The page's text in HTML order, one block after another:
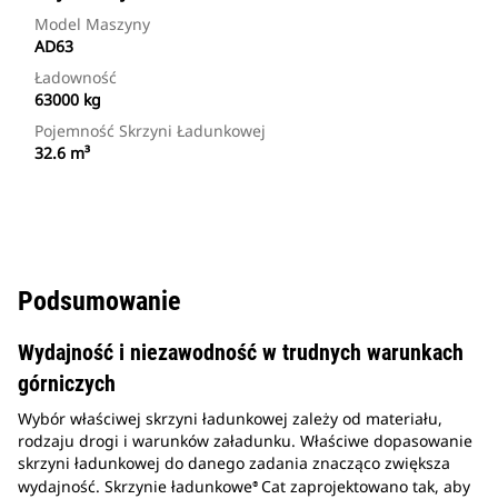
Model Maszyny
AD63
Ładowność
63000 kg
Pojemność Skrzyni Ładunkowej
32.6 m³
Podsumowanie
Wydajność i niezawodność w trudnych warunkach
górniczych
Wybór właściwej skrzyni ładunkowej zależy od materiału,
rodzaju drogi i warunków załadunku. Właściwe dopasowanie
skrzyni ładunkowej do danego zadania znacząco zwiększa
wydajność. Skrzynie ładunkowe® Cat zaprojektowano tak, aby